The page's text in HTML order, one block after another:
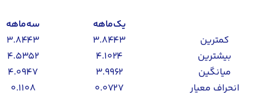
یک‌ماهه
سه‌ماهه
کمترین
۳.۸۴۴۳
۳.۸۴۴۳
بیشترین
۴.۱۰۲۴
۴.۵۳۵۲
میانگین
۳.۹۹۶۲
۴.۰۹۴۷
انحراف معیار
۰.۰۷۲۷ ۰.۱۱۰۸